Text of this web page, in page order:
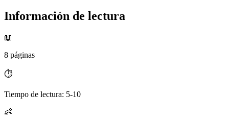
Información de lectura
📖
8 páginas
⏱️
Tiempo de lectura: 5-10
👶